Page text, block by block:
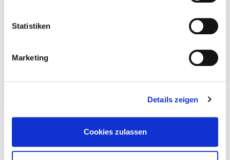
Statistiken
Marketing
Details zeigen
Cookies zulassen